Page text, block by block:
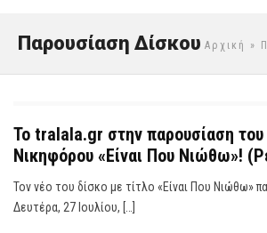
Αρχική »
Παρουσίαση Δίσκου
Το tralala.gr στην παρουσίαση του
Νικηφόρου «Είναι Που Νιώθω»!
Τον νέο του δίσκο με τίτλο «Είναι Που Νιώθω»
Δευτέρα, 27 Ιουλίου, […]